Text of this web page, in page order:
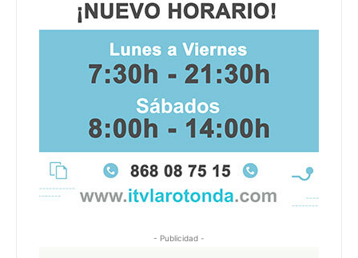
- Publicidad -